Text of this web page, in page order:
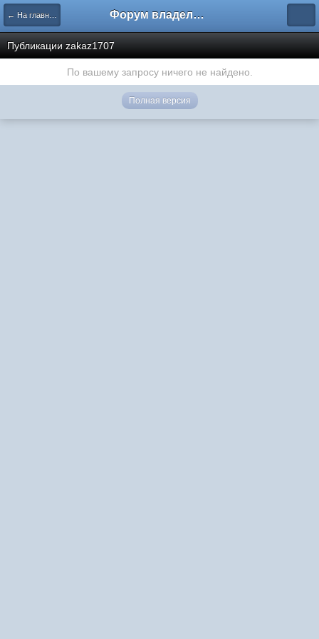
← На главную Форум владельцев интернет-магазинов
Публикации zakaz1707
По вашему запросу ничего не найдено.
Полная версия